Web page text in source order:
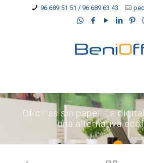
96 689 51 51 / 96 689 63 43
Oficinas sin papel: La
una alternativa